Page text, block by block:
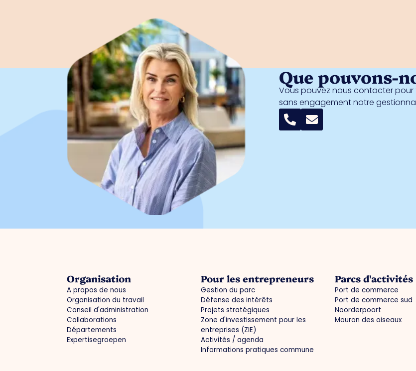
Que pouvons-
Vous pouvez nous contacter
sans engagement notre
Organisation
A propos de nous
Organisation du travail
Conseil d'administration
Collaborations
Départements
Expertisegroepen
Pour les entrepreneurs
Gestion du parc
Défense des intérêts
Projets stratégiques
Zone d'investissement pour les
entreprises (ZIE)
Activités / agenda
Informations pratiques commune
Parcs d'activités
Port de commerce
Port de commerce sud
Noorderpoort
Mouron des oiseaux